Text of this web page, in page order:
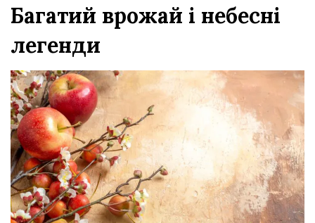
Багатий врожай і небесні
легенди